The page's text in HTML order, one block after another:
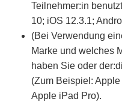
Teilnehmer:in
10; iOS 12.3.1;
(Bei Verwendung
Marke und welches
haben Sie oder
(Zum Beispiel:
Apple iPad Pro).